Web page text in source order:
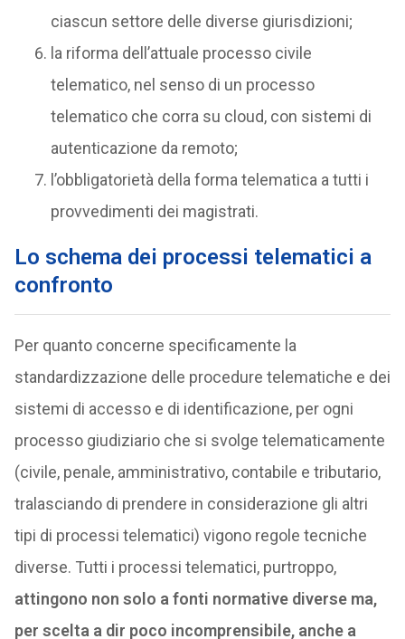
ciascun settore delle diverse giurisdizioni;
la riforma dell’attuale processo civile
telematico, nel senso di un processo
telematico che corra su cloud, con sistemi di
autenticazione da remoto;
l’obbligatorietà della forma telematica a tutti i
provvedimenti dei magistrati.
Lo schema dei processi telematici a
confronto
Per quanto concerne specificamente la
standardizzazione delle procedure telematiche e dei
sistemi di accesso e di identificazione, per ogni
processo giudiziario che si svolge telematicamente
(civile, penale, amministrativo, contabile e tributario,
tralasciando di prendere in considerazione gli altri
tipi di processi telematici) vigono regole tecniche
diverse. Tutti i processi telematici, purtroppo,
attingono non solo a fonti normative diverse ma,
per scelta a dir poco incomprensibile, anche a